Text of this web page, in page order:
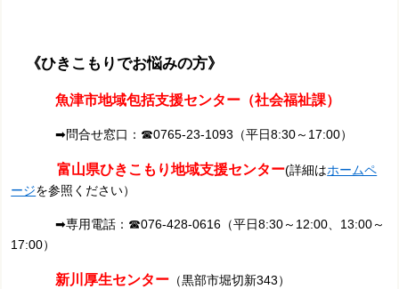
《ひきこもりでお悩みの方》
魚津市地域包括支援センター（社会福祉課）
➡問合せ窓口：☎0765-23-1093（平日8:30～17:00）
富山県ひきこもり地域支援センター(詳細はホームペ
ージを参照ください）
➡専用電話：☎076-428-0616（平日8:30～12:00、13:00～
17:00）
新川厚生センター （黒部市堀切新343）